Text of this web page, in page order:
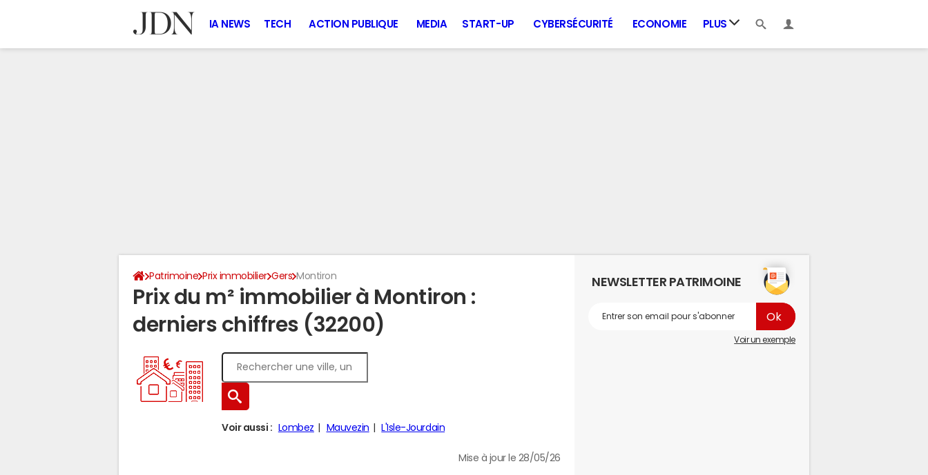
IA NEWS TECH ACTION PUBLIQUE MEDIA START-UP CYBERSÉCURITÉ ECONOMIE PLUS
Patrimoine Prix immobilier Gers Montiron
Prix du m² immobilier à Montiron :
derniers chiffres (32200)
Voir aussi : Lombez Mauvezin L'Isle-Jourdain
Mise à jour le 28/05/26
NEWSLETTER PATRIMOINE
Voir un exemple